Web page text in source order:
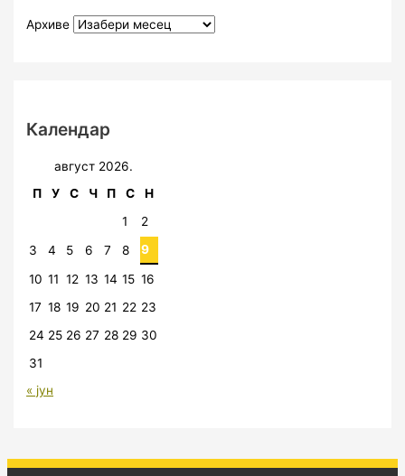
Архиве
Календар
август 2026.
П
У С Ч П С
Н
1
2
3
4 5 6 7 8 9
10 11 12 13 14 15 16
17 18 19 20 21 22 23
24 25 26 27 28 29 30
31
« јун